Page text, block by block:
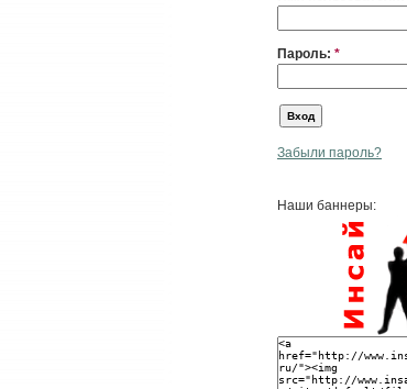
Пароль: *
Забыли пароль?
Наши баннеры: